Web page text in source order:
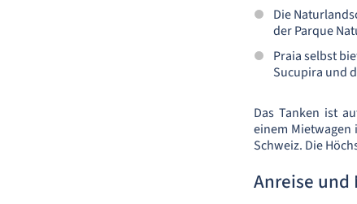
Die
der Parque
Praia selbst
Sucupira und
Das Tanken ist
einem
Schweiz. Die
Anreise